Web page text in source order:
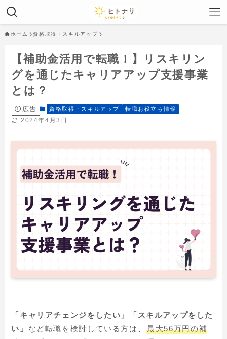
ホーム 資格取得・スキルアップ
【補助金活用で転職！】リスキリン
グを通じたキャリアアップ支援事業
とは？
広告 資格取得・スキルアップ 転職お役立ち情報
2024年4月3日
「キャリアチェンジをしたい」「スキルアップをした
い」 など転職を検討している方は、最大56万円の補